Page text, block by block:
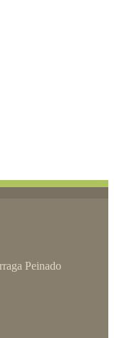
Peinado